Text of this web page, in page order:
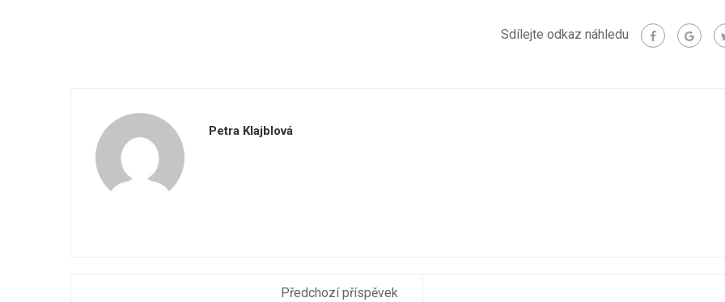
Sdílejte odkaz náhledu
Petra Klajblová
Předchozí příspěvek